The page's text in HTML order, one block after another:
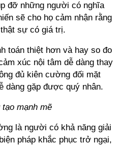
đỡ những người có nghĩa
sẽ cho họ cảm nhận rằng
sự có giá trị.
toán thiệt hơn và hay so đo
xúc nội tâm dễ dàng thay
đủ kiên cường đối mặt
dàng gặp được quý nhân.
mạnh mẽ
là người có khả năng giải
pháp khắc phục trở ngại,